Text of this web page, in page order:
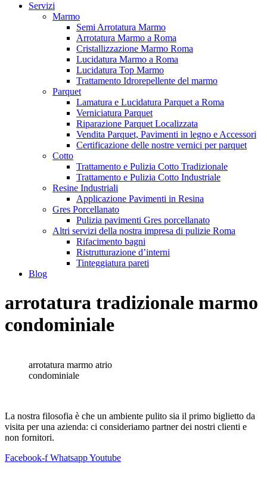
Servizi
Marmo
Semi Arrotatura Marmo
Arrotatura Marmo a Roma
Cristallizzazione Marmo Roma
Lucidatura Marmo a Roma
Lucidatura Top Marmo
Trattamento Idrorepellente del marmo
Parquet
Lamatura e Lucidatura Parquet a Roma
Verniciatura Parquet
Riparazione Parquet Localizzata
Vendita Parquet, Pavimenti in legno e Accessori
Certificazione delle nostre vernici per parquet
Cotto
Trattamento e Pulizia Cotto Tradizionale
Trattamento e Pulizia Cotto Industriale
Resine Industriali
Applicazione Pavimenti in Resina
Gres Porcellanato
Pulizia pavimenti Gres porcellanato
Altri servizi della nostra impresa di pulizie Roma
Rifacimento bagni
Ristrutturazione d’interni
Tinteggiatura pareti
Blog
arrotatura tradizionale marmo
condominiale
arrotatura marmo atrio
condominiale
La nostra filosofia è che un ambiente pulito sia il primo biglietto da
visita per una azienda: ci consideriamo partner dei nostri clienti e
non fornitori.
Facebook-f WhatsappYoutube